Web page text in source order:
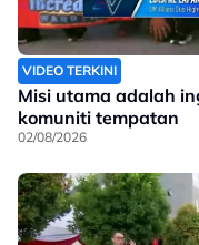
VIDEO TERKINI
Misi utama adalah
komuniti tempatan
02/08/2026